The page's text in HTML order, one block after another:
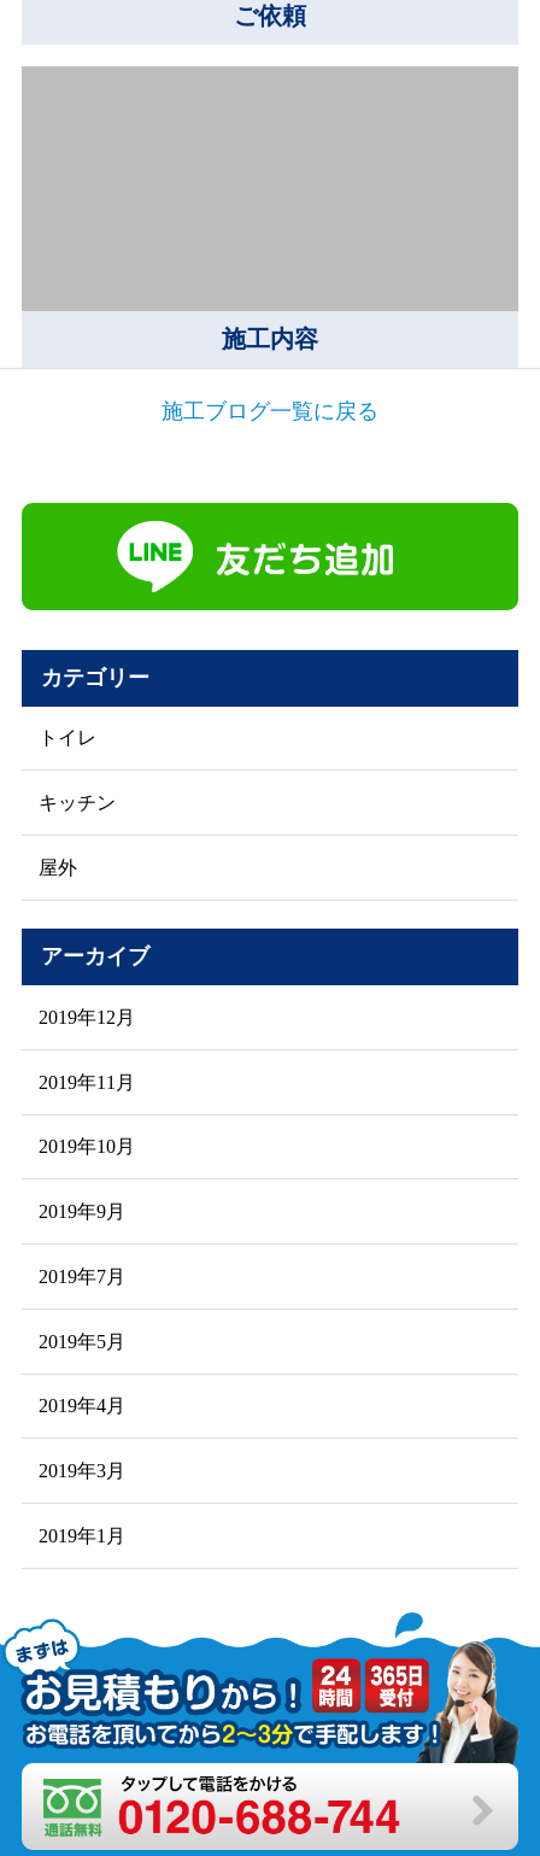
ご依頼
施工内容
施工ブログ一覧に戻る
カテゴリー
トイレ
キッチン
屋外
アーカイブ
2019年12月
2019年11月
2019年10月
2019年9月
2019年7月
2019年5月
2019年4月
2019年3月
2019年1月